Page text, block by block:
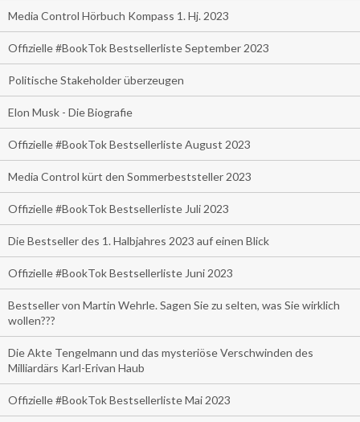
Media Control Hörbuch Kompass 1. Hj. 2023
Offizielle #BookTok Bestsellerliste September 2023
Politische Stakeholder überzeugen
Elon Musk - Die Biografie
Offizielle #BookTok Bestsellerliste August 2023
Media Control kürt den Sommerbeststeller 2023
Offizielle #BookTok Bestsellerliste Juli 2023
Die Bestseller des 1. Halbjahres 2023 auf einen Blick
Offizielle #BookTok Bestsellerliste Juni 2023
Bestseller von Martin Wehrle. Sagen Sie zu selten, was Sie wirklich
wollen???
Die Akte Tengelmann und das mysteriöse Verschwinden des
Milliardärs Karl-Erivan Haub
Offizielle #BookTok Bestsellerliste Mai 2023